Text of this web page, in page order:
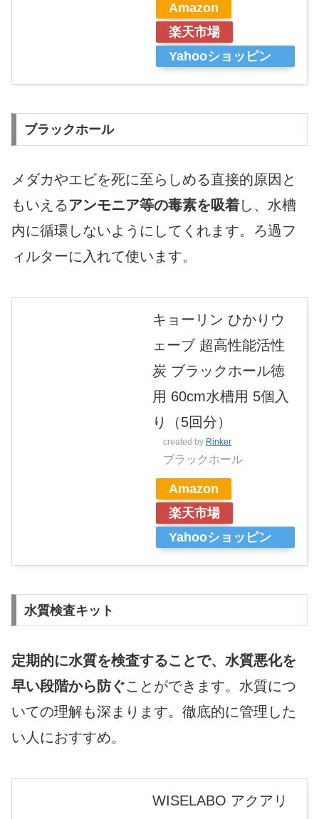
Amazon
楽天市場
Yahooショッピン
ブラックホール
メダカやエビを死に至らしめる直接的原因と
もいえるアンモニア等の毒素を吸着し、水槽
内に循環しないようにしてくれます。ろ過フ
ィルターに入れて使います。
キョーリン ひかりウ
ェーブ 超高性能活性
炭 ブラックホール徳
用 60cm水槽用 5個入
り（5回分）
created by Rinker
ブラックホール
Amazon
楽天市場
Yahooショッピン
水質検査キット
定期的に水質を検査することで、水質悪化を
早い段階から防ぐことができます。水質につ
いての理解も深まります。徹底的に管理した
い人におすすめ。
WISELABO アクアリ